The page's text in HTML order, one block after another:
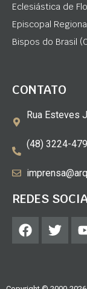
Eclesiástica de
Episcopal
Bispos do Brasil
CONTATO
Rua Esteves
(48) 3224-
REDES